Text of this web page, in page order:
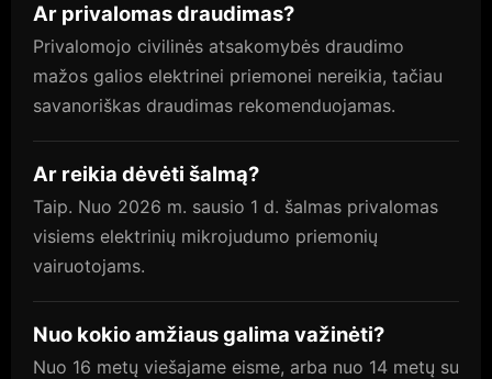
Ar privalomas draudimas?
Privalomojo civilinės atsakomybės draudimo
mažos galios elektrinei priemonei nereikia, tačiau
savanoriškas draudimas rekomenduojamas.
Ar reikia dėvėti šalmą?
Taip. Nuo 2026 m. sausio 1 d. šalmas privalomas
visiems elektrinių mikrojudumo priemonių
vairuotojams.
Nuo kokio amžiaus galima važinėti?
Nuo 16 metų viešajame eisme, arba nuo 14 metų su